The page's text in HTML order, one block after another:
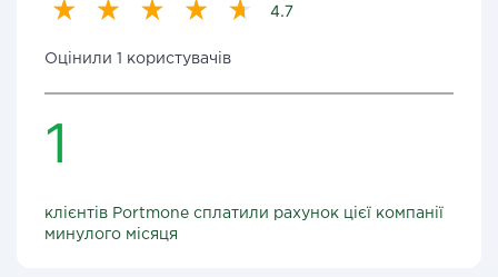
4.7
Оцінили 1 користувачів
1
клієнтів Portmone сплатили рахунок цієї компанії
минулого місяця